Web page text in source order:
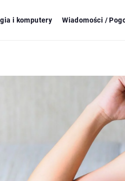
i komputery Wiadomości /